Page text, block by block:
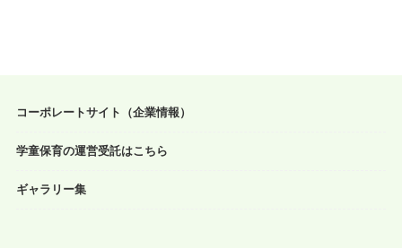
コーポレートサイト（企業情報）
学童保育の運営受託はこちら
ギャラリー集